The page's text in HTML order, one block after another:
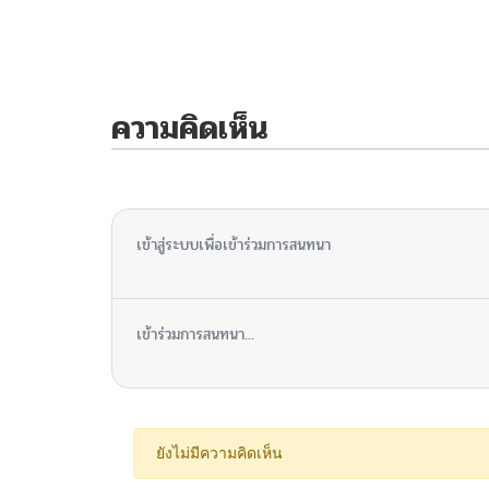
ความคิดเห็น
เข้าสู่ระบบเพื่อเข้าร่วมการสนทนา
เข้าร่วมการสนทนา...
ยังไม่มีความคิดเห็น